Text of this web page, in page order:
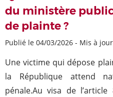
du ministère
de plainte ?
Publié le 04/03/2026 - Mis à
Une victime qui dépose
la République attend
pénale.Au visa de